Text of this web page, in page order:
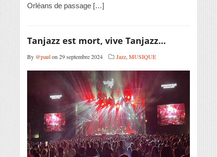
Orléans de passage […]
Tanjazz est mort, vive Tanjazz…
By @paulon 29 septembre 2024 Jazz, MUSIQUE